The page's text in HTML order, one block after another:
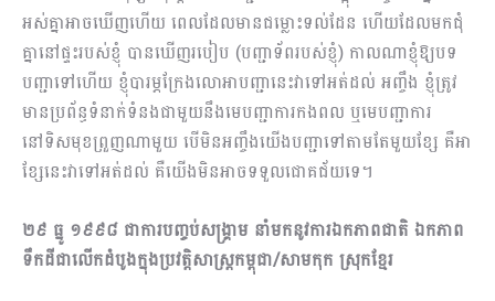
អស់គ្នាអាចឃើញហើយ ពេលដែលមានជម្លោះទល់ដែន ហើយដែលមកជុំ
គ្នានៅផ្ទះរបស់ខ្ញុំ បានឃើញរបៀប (បញ្ជាទ័ពរបស់ខ្ញុំ) កាលណាខ្ញុំឱ្យបទ
បញ្ជាទៅហើយ ខ្ញុំបារម្ភក្រែងលោអាបញ្ជានេះវាទៅអត់ដល់ អញ្ចឹង ខ្ញុំត្រូវ
មានប្រព័ន្ធទំនាក់ទំនងជាមួយនឹងមេបញ្ជាការកងពល ឬមេបញ្ជាការ
នៅទិសមុខព្រួញណាមួយ បើមិនអញ្ចឹងយើងបញ្ជាទៅតាមតែមួយខ្សែ គឺអា
ខ្សែនេះវាទៅអត់ដល់ គឺយើងមិនអាចទទួលជោគជ័យទេ។
២៩ ធ្នូ ១៩៩៨ ជាការបញ្ចប់សង្គ្រាម នាំមកនូវការឯកភាពជាតិ ឯកភាព
ទឹកដីជាលើកដំបូងក្នុងប្រវត្តិសាស្ត្រកម្ពុជា/សាមកុក ស្រុកខ្មែរ